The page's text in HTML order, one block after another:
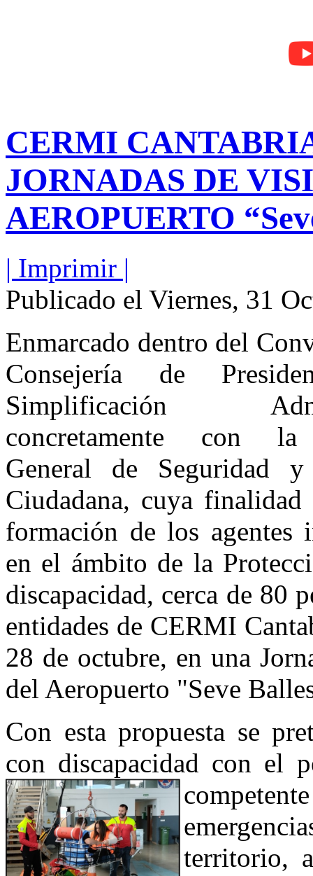
CERMI
JORNADAS DE
AEROPUERTO
| Imprimir |
Publicado el Viernes, 31
Enmarcado dentro del
Consejería de
Simplificación
concretamente con la
General de Seguridad y
Ciudadana, cuya
formación de los agentes
en el ámbito de la
discapacidad, cerca de 80
entidades de CERMI
28 de octubre, en una
del Aeropuerto "Seve
Con esta propuesta se
con discapacidad con el
territorio,